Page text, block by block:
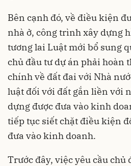
Bên cạnh đó, về điều kiện
nhà ở, công trình xây dựng
tương lai Luật mới bổ sung
chủ đầu tư dự án phải hoàn
chính về đất đai với Nhà
luật đối với đất gắn liền với
dựng được đưa vào kinh
tiếp tục siết chặt điều kiện
đưa vào kinh doanh.
Trước đây, việc yêu cầu chủ